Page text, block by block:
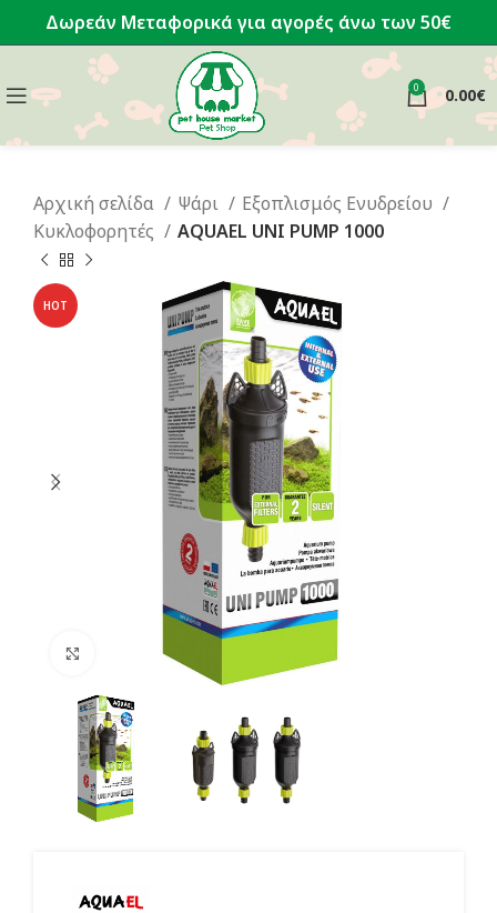
Δωρεάν Μεταφορικά για αγορές άνω των 50€
0 0.00€
Αρχική σελίδα Ψάρι
Εξοπλισμός Ενυδρείου
Κυκλοφορητές
AQUAEL UNI PUMP 1000
HOT
Click to enlarge